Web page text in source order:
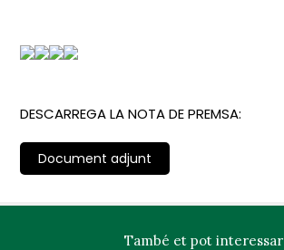
DESCARREGA LA NOTA DE PREMSA:
Document adjunt
També et pot interessar